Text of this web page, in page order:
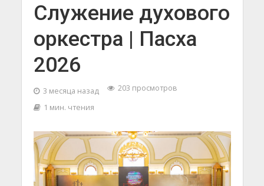
Служение духового
оркестра | Пасха
2026
3 месяца назад
203 просмотров
1 мин. чтения